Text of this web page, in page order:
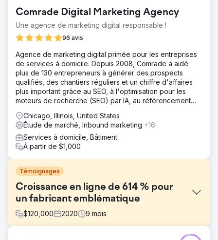
Comrade Digital Marketing Agency
Une agence de marketing digital responsable !
96 avis
Agence de marketing digital primée pour les entreprises
de services à domicile. Depuis 2008, Comrade a aidé
plus de 130 entrepreneurs à générer des prospects
qualifiés, des chantiers réguliers et un chiffre d'affaires
plus important grâce au SEO, à l'optimisation pour les
moteurs de recherche (SEO) par IA, au référencement
Chicago, Illinois, United States
Étude de marché, Inbound marketing +16
Services à domicile, Bâtiment
À partir de $1,000
Témoignages
Croissance en ligne de 614 % pour
un fabricant emblématique
$120,000 2020 9 mois